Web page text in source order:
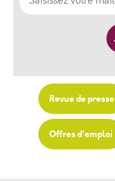
Revue de presse
Offres d'emploi